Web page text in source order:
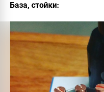
База, стойки: